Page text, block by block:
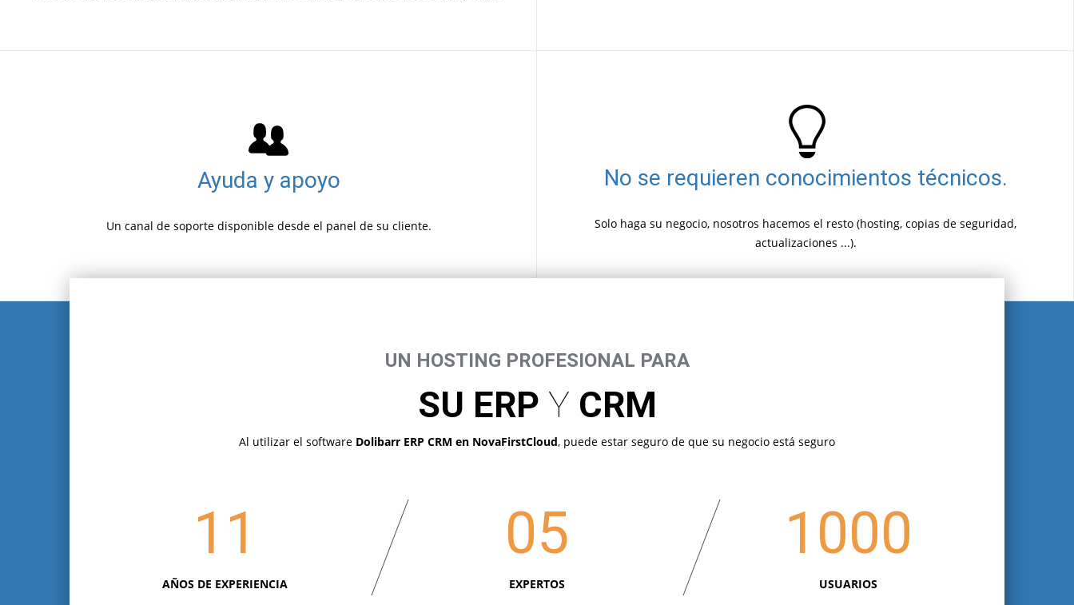
Ayuda y apoyo
Un canal de soporte disponible desde el panel de su cliente.
No se requieren conocimientos técnicos.
Solo haga su negocio, nosotros hacemos el resto (hosting, copias de seguridad,
actualizaciones ...).
UN HOSTING PROFESIONAL PARA
SU ERP Y CRM
Al utilizar el software Dolibarr ERP CRM en NovaFirstCloud, puede estar seguro de que su negocio está seguro
11
AÑOS DE EXPERIENCIA
05
EXPERTOS
1000
USUARIOS